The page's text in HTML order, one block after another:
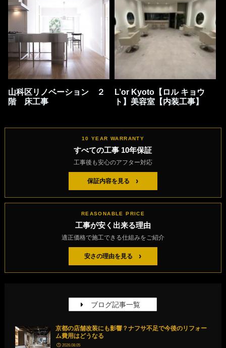
山科区リノベーション ２
階 床工事
L’or Kyoto【ロル キョウ
ト】美容室【内装工事】
10 YEAR WARRANTY
すべての工事 10年保証
工事後も安心のアフター対応
保証内容を見る ›
REASONABLE PRICE
工事が安く出来る理由
適正価格で施工できる仕組みをご紹介
安さの理由を見る ›
ブログ記事一覧
京都の店舗改装にも影響？ナフサ不足で今後のリフォー
ム費用はどうなる
2026.08.05